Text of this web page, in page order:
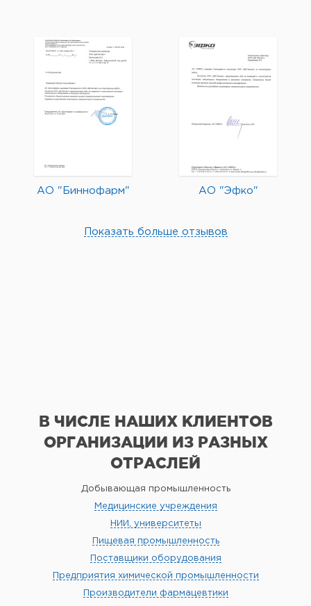
АО "Биннофарм" АО "Эфко"
Показать больше отзывов
В ЧИСЛЕ НАШИХ КЛИЕНТОВ
ОРГАНИЗАЦИИ ИЗ РАЗНЫХ
ОТРАСЛЕЙ
Добывающая промышленность
Медицинские учреждения
НИИ, университеты
Пищевая промышленность
Поставщики оборудования
Предприятия химической промышленности
Производители фармацевтики